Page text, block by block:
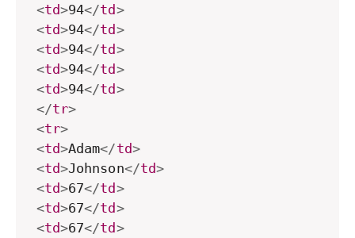
<td>94</td>
<td>94</td>
<td>94</td>
<td>94</td>
<td>94</td>
</tr>
<tr>
<td>Adam</td>
<td>Johnson</td>
<td>67</td>
<td>67</td>
<td>67</td>